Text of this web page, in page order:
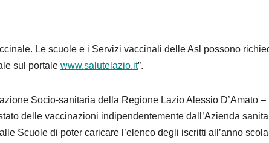
Le scuole e i Servizi vaccinali delle Asl possono
sul portale www.salutelazio.it”.
Socio-sanitaria della Regione Lazio Alessio D’Amato –
delle vaccinazioni indipendentemente dall’Azienda
Scuole di poter caricare l’elenco degli iscritti all’anno